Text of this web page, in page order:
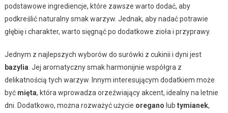
podstawowe ingrediencje, które zawsze warto dodać, aby
podkreślić naturalny smak warzyw. Jednak, aby nadać potrawie
głębię i charakter, warto sięgnąć po dodatkowe zioła i przyprawy.
Jednym z najlepszych wyborów do surówki z cukinii i dyni jest
bazylia . Jej aromatyczny smak harmonijnie współgra z
delikatnością tych warzyw. Innym interesującym dodatkiem może
być mięta, która wprowadza orzeźwiający akcent, idealny na letnie
dni. Dodatkowo, można rozważyć użycie oregano lub tymianek,